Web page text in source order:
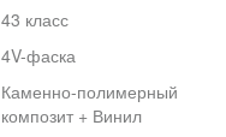
43 класс
4V-фаска
Каменно-полимерный
композит + Винил